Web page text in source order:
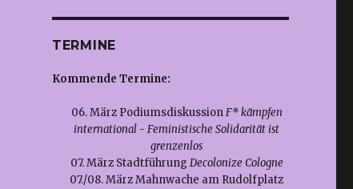
TERMINE
Kommende Termine:
06. März PodiumsdiskussionF* kämpfen
international - Feministische Solidarität ist
grenzenlos
07. März Stadtführung Decolonize Cologne
07./08. März Mahnwache am Rudolfplatz